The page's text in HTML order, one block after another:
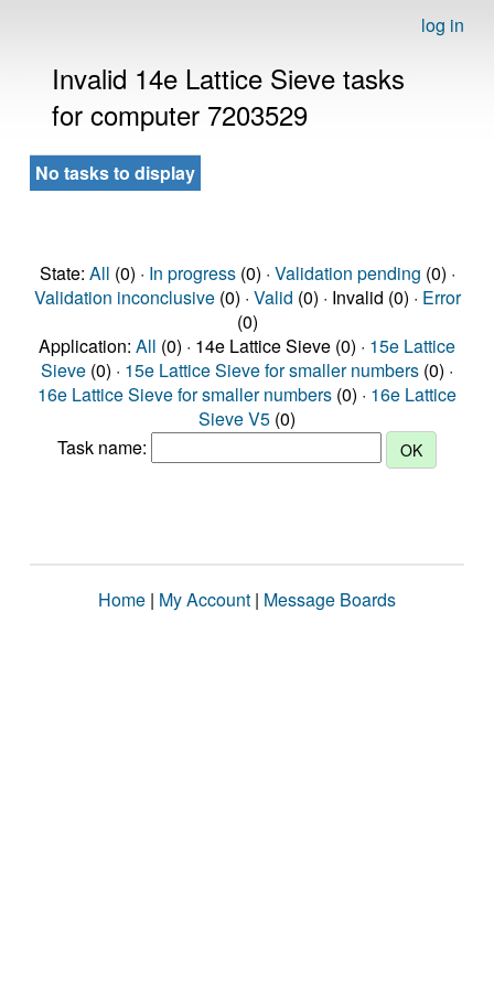
log in
Invalid 14e Lattice Sieve tasks
for computer 7203529
No tasks to display
State: All (0) · In progress(0) · Validation pending (0) ·
Validation inconclusive(0) · Valid (0) · Invalid (0) · Error
(0)
Application: All (0) · 14e Lattice Sieve (0) · 15e Lattice
Sieve (0) · 15e Lattice Sieve for smaller numbers (0) ·
16e Lattice Sieve for smaller numbers (0) · 16e Lattice
Sieve V5 (0)
Task name:
Home | My Account | Message Boards